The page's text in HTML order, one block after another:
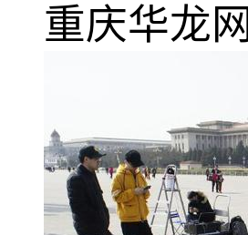
重庆华龙网